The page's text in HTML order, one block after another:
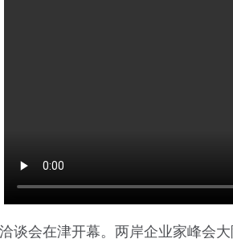
谈会在津开幕。两岸企业家峰会